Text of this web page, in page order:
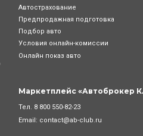
Автострахование
Предпродажная подготовка
Подбор авто
Условия онлайн-комиcсии
Онлайн показ авто
Маркетплейс «Автоброкер
Тел. 8 800 550-82-23
Email: contact@ab-club.ru